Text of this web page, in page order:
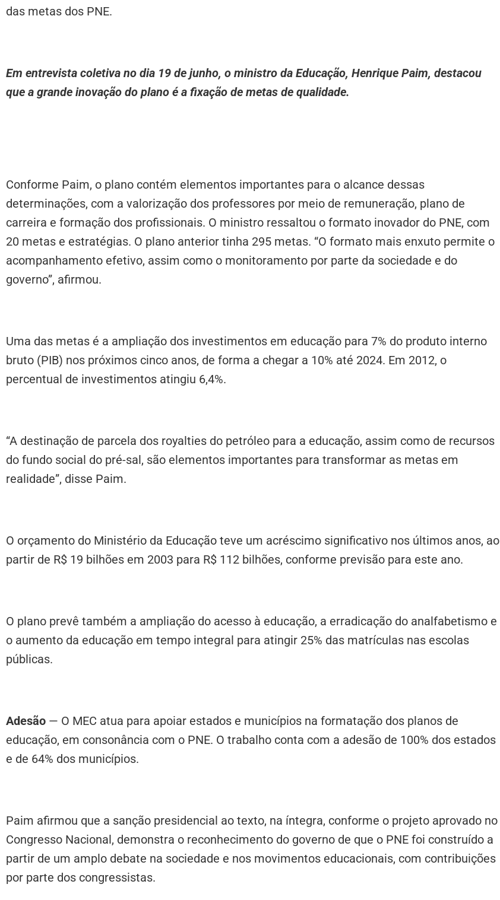
das metas dos PNE.
Em entrevista coletiva no dia 19 de junho, o ministro da Educação, Henrique Paim, destacou
que a grande inovação do plano é a fixação de metas de qualidade.
Conforme Paim, o plano contém elementos importantes para o alcance dessas
determinações, com a valorização dos professores por meio de remuneração, plano de
carreira e formação dos profissionais. O ministro ressaltou o formato inovador do PNE, com
20 metas e estratégias. O plano anterior tinha 295 metas. “O formato mais enxuto permite o
acompanhamento efetivo, assim como o monitoramento por parte da sociedade e do
governo”, afirmou.
Uma das metas é a ampliação dos investimentos em educação para 7% do produto interno
bruto (PIB) nos próximos cinco anos, de forma a chegar a 10% até 2024. Em 2012, o
percentual de investimentos atingiu 6,4%.
“A destinação de parcela dos royalties do petróleo para a educação, assim como de recursos
do fundo social do pré-sal, são elementos importantes para transformar as metas em
realidade”, disse Paim.
O orçamento do Ministério da Educação teve um acréscimo significativo nos últimos anos, ao
partir de R$ 19 bilhões em 2003 para R$ 112 bilhões, conforme previsão para este ano.
O plano prevê também a ampliação do acesso à educação, a erradicação do analfabetismo e
o aumento da educação em tempo integral para atingir 25% das matrículas nas escolas
públicas.
Adesão — O MEC atua para apoiar estados e municípios na formatação dos planos de
educação, em consonância com o PNE. O trabalho conta com a adesão de 100% dos estados
e de 64% dos municípios.
Paim afirmou que a sanção presidencial ao texto, na íntegra, conforme o projeto aprovado no
Congresso Nacional, demonstra o reconhecimento do governo de que o PNE foi construído a
partir de um amplo debate na sociedade e nos movimentos educacionais, com contribuições
por parte dos congressistas.